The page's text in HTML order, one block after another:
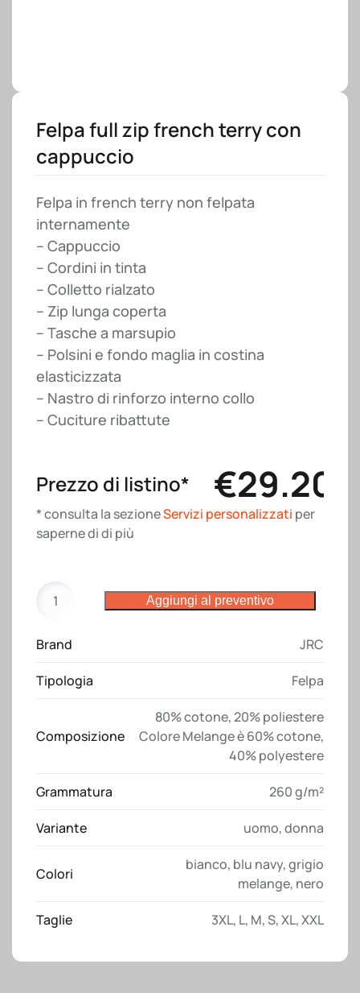
Felpa full zip french terry con
cappuccio
Felpa in french terry non felpata
internamente
– Cappuccio
– Cordini in tinta
– Colletto rialzato
– Zip lunga coperta
– Tasche a marsupio
– Polsini e fondo maglia in costina
elasticizzata
– Nastro di rinforzo interno collo
– Cuciture ribattute
Prezzo di listino* €29.20
* consulta la sezioneServizi personalizzati per
saperne di di più
Nebraska
quantità
Aggiungi al preventivo
Brand JRC
Tipologia Felpa
Composizione
80% cotone, 20% poliestere
Colore Melange è 60% cotone,
40% polyestere
Grammatura 260 g/m²
Variante uomo,donna
Colori
bianco, blu navy,grigio
melange, nero
Taglie 3XL, L, M,S,XL,XXL